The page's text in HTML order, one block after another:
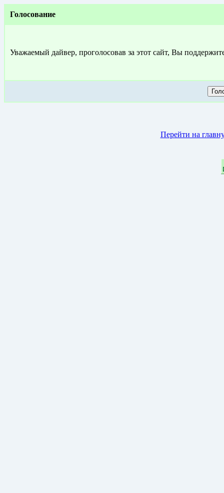
Голосование
Уважаемый дайвер, проголосовав за этот сайт, Вы
Перейти на